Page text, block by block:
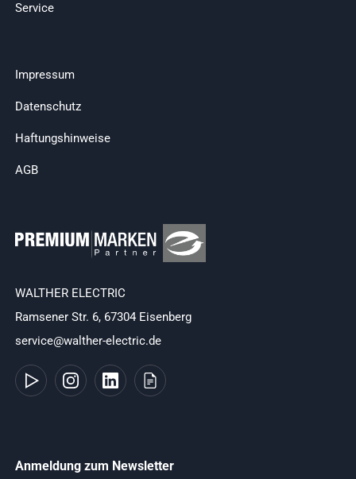
Service
Impressum
Datenschutz
Haftungshinweise
AGB
WALTHER ELECTRIC
Ramsener Str. 6, 67304 Eisenberg
service@walther-electric.de
Anmeldung zum Newsletter